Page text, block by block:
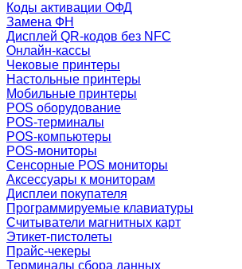
Коды активации ОФД
Замена ФН
Дисплей QR-кодов без NFC
Онлайн-кассы
Чековые принтеры
Настольные принтеры
Мобильные принтеры
POS оборудование
POS-терминалы
POS-компьютеры
POS-мониторы
Сенсорные POS мониторы
Аксессуары к мониторам
Дисплеи покупателя
Программируемые клавиатуры
Считыватели магнитных карт
Этикет-пистолеты
Прайс-чекеры
Терминалы сбора данных